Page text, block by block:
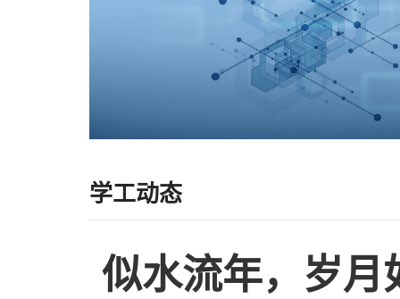
学工动态
似水流年，岁